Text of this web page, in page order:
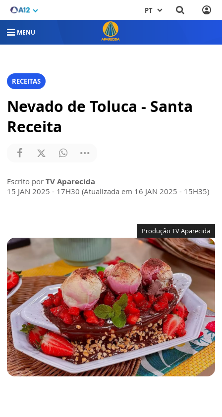
PT
MENU
RECEITAS
Nevado de Toluca - Santa
Receita
Escrito por TV Aparecida
15 JAN 2025 - 17H30 (Atualizada em 16 JAN 2025 - 15H35)
Produção TV Aparecida